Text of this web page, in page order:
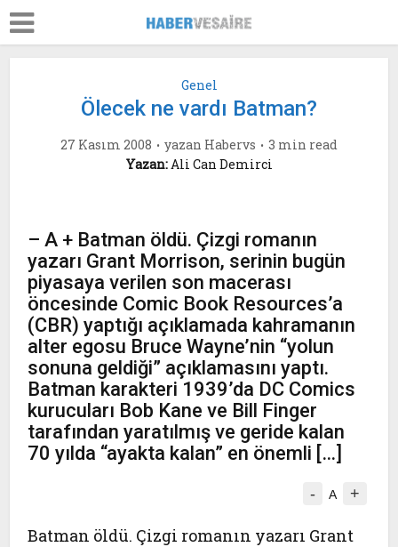
Genel
Ölecek ne vardı Batman?
27 Kasım 2008 yazan Habervs
3 min read
Yazan:Ali Can Demirci
– A + Batman öldü. Çizgi romanın
yazarı Grant Morrison, serinin bugün
piyasaya verilen son macerası
öncesinde Comic Book Resources’a
(CBR) yaptığı açıklamada kahramanın
alter egosu Bruce Wayne’nin “yolun
sonuna geldiği” açıklamasını yaptı.
Batman karakteri 1939’da DC Comics
kurucuları Bob Kane ve Bill Finger
tarafından yaratılmış ve geride kalan
70 yılda “ayakta kalan” en önemli […]
- A +
Batman öldü. Çizgi romanın yazarı Grant